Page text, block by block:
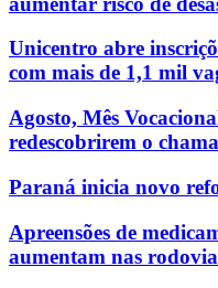
Unicentro abre
com mais de 1,1 mil
Agosto, Mês
redescobrirem o
Paraná inicia novo
Apreensões de
aumentam nas